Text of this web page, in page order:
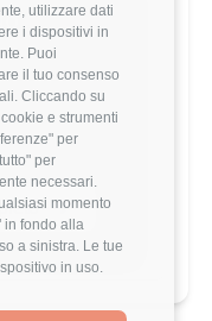
utilizzare dati
i dispositivi in
Puoi
il tuo consenso
Cliccando su
e strumenti
per
per
necessari.
momento
in fondo alla
a sinistra. Le tue
in uso.
si posiziona
e